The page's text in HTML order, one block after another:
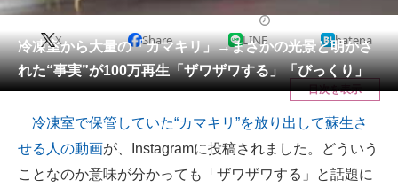
動物
会員記事
メディア
注目記事を集めた総合ページ
ITの今と未来を見通す
冷凍室から大量の「カマキリ」→まさかの光景と明かさ
れた“事実”が100万再生「ザワザワする」「びっくり」
X Share LINE hatena
目次を表示
冷凍室で保管していた“カマキリ”を放り出して蘇生さ
せる人の動画が、Instagramに投稿されました。どういう
ことなのか意味が分かっても「ザワザワする」と話題に